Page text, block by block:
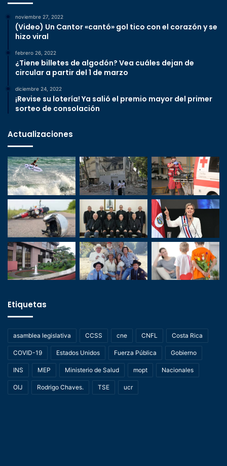
noviembre 27, 2022
(Video) Un Cantor «cantó» gol tico con el corazón y se
hizo viral
febrero 26, 2022
¿Tiene billetes de algodón? Vea cuáles dejan de
circular a partir del 1 de marzo
diciembre 24, 2022
¡Revise su lotería! Ya salió el premio mayor del primer
sorteo de consolación
Actualizaciones
Etiquetas
asamblea legislativa CCSS cne CNFL Costa Rica
COVID-19 Estados Unidos Fuerza Pública Gobierno
INS MEP Ministerio de Salud mopt Nacionales
OIJ Rodrigo Chaves. TSE ucr